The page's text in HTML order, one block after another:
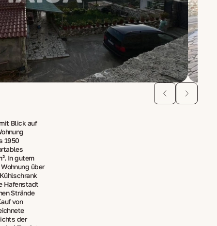
Blick auf
1950
In gutem
über
Hafenstadt
Strände
von
der